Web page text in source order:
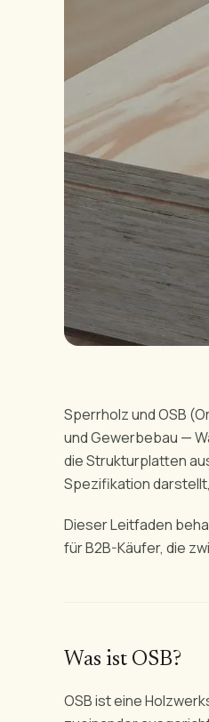
Sperrholz und OSB
und Gewerbebau —
die Strukturplatten
Spezifikation
Dieser Leitfaden
für B2B-Käufer, die
Was ist OSB?
OSB ist eine